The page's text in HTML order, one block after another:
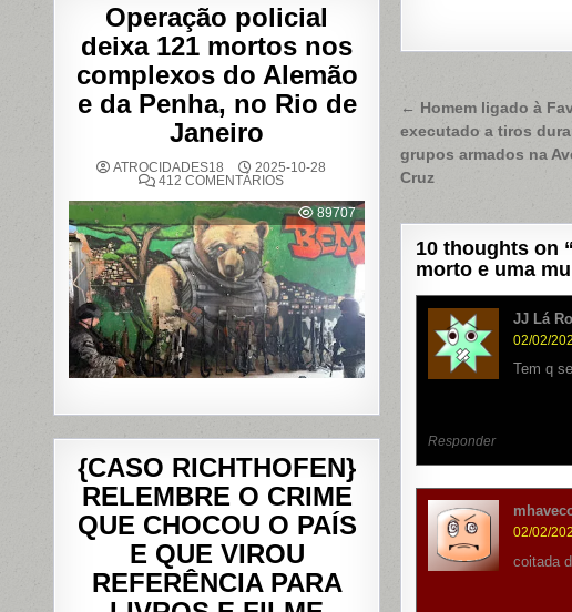
Navegação
de
Post
← Homem ligado à
executado a tiros
grupos armados na
Cruz
10 thoughts on “
morto e uma
JJ Lá
02/02/
Tem q
Responder
02/02/
coitada
Operação policial
deixa 121 mortos nos
complexos do Alemão
e da Penha, no Rio de
Janeiro
ATROCIDADES18
2025-10-28
412 COMENTÁRIOSEM
POLICIAL
DEIXA
121
MORTOS
NOS
COMPLEXOS
DO
ALEMÃO
E
DA
PENHA,
NO
RIO
DE
89707
{CASO RICHTHOFEN}
RELEMBRE O CRIME
QUE CHOCOU O PAÍS
E QUE VIROU
REFERÊNCIA PARA